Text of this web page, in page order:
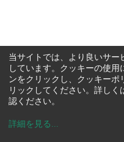
当サイトでは、より良いサー
しています。クッキーの使
ンをクリックし、クッキーポ
リックしてください。詳しく
認ください。
詳細を見る ...